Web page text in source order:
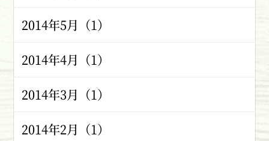
2014年5月（1）
2014年4月（1）
2014年3月（1）
2014年2月（1）